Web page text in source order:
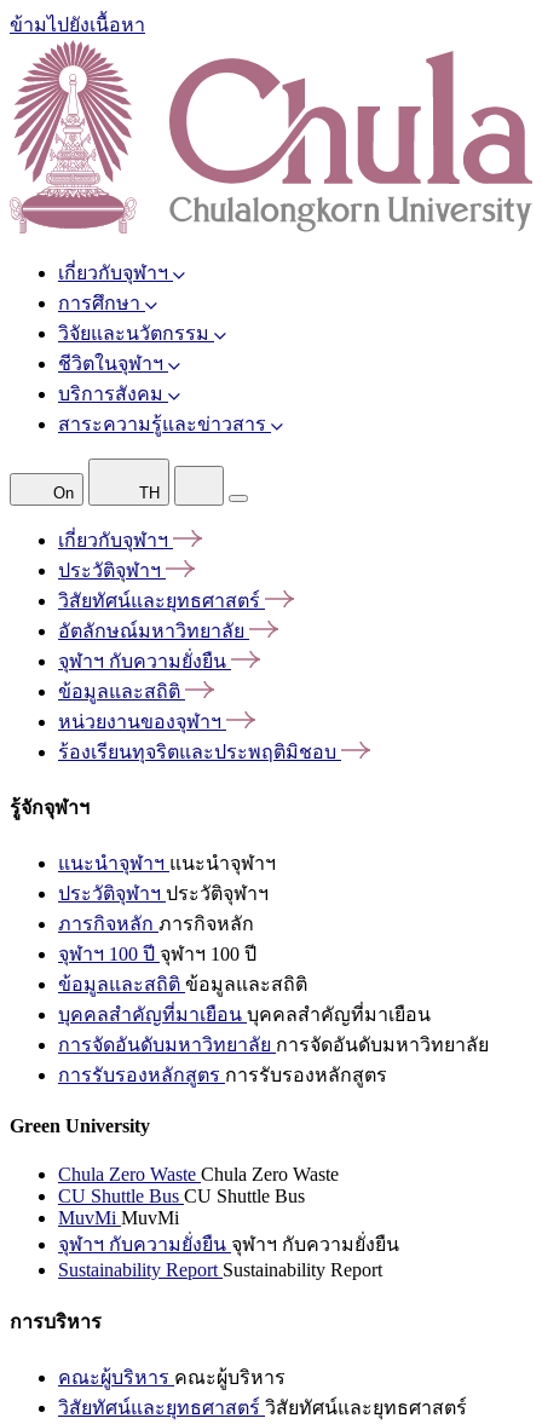
ข้ามไปยังเนื้อหา
เกี่ยวกับจุฬาฯ
การศึกษา
วิจัยและนวัตกรรม
ชีวิตในจุฬาฯ
บริการสังคม
สาระความรู้และข่าวสาร
On TH
เกี่ยวกับจุฬาฯ
ประวัติจุฬาฯ
วิสัยทัศน์และยุทธศาสตร์
อัตลักษณ์มหาวิทยาลัย
จุฬาฯ กับความยั่งยืน
ข้อมูลและสถิติ
หน่วยงานของจุฬาฯ
ร้องเรียนทุจริตและประพฤติมิชอบ
รู้จักจุฬาฯ
แนะนำจุฬาฯ แนะนำจุฬาฯ
ประวัติจุฬาฯ ประวัติจุฬาฯ
ภารกิจหลัก ภารกิจหลัก
จุฬาฯ 100 ปี จุฬาฯ 100 ปี
ข้อมูลและสถิติ ข้อมูลและสถิติ
บุคคลสำคัญที่มาเยือน บุคคลสำคัญที่มาเยือน
การจัดอันดับมหาวิทยาลัย การจัดอันดับมหาวิทยาลัย
การรับรองหลักสูตร การรับรองหลักสูตร
Green University
Chula Zero Waste Chula Zero Waste
CU Shuttle Bus CU Shuttle Bus
MuvMi MuvMi
จุฬาฯ กับความยั่งยืน จุฬาฯ กับความยั่งยืน
Sustainability Report Sustainability Report
การบริหาร
คณะผู้บริหาร คณะผู้บริหาร
วิสัยทัศน์และยุทธศาสตร์ วิสัยทัศน์และยุทธศาสตร์